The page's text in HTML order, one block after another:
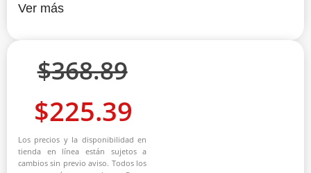
Ver más
$368.89
$225.39
Los precios y la disponibilidad en
tienda en línea están sujetos a
cambios sin previo aviso. Todos los